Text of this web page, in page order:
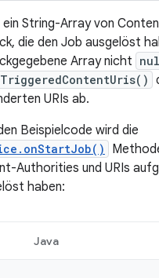
ein String-Array von
die den Job ausgelöst
Array nicht
URIs ab.
Beispielcode wird die
Authorities und URIs
haben:
Java